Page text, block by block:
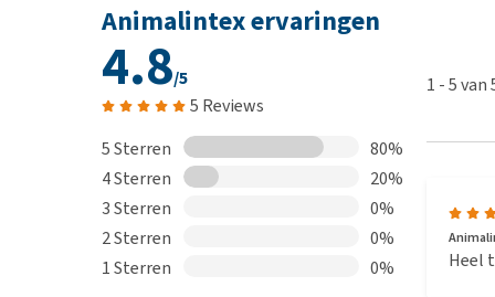
Animalintex ervaringen
4.8/5
5 Reviews
5 Sterren
80%
4 Sterren
20%
3 Sterren
0%
2 Sterren
0%
1 Sterren
0%
1 -5van
Heel